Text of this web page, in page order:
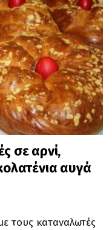
σε αρνί,
αυγά
τους καταναλωτές